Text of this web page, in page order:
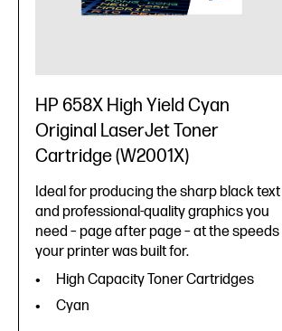
HP 658X High Yield Cyan
Original LaserJet Toner
Cartridge (W2001X)
Ideal for producing the sharp black text
and professional-quality graphics you
need – page after page – at the speeds
your printer was built for.
High Capacity Toner Cartridges
Cyan